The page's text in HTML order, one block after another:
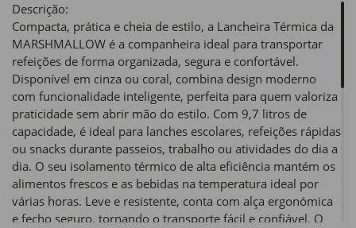
Descrição:
Compacta, prática e cheia de estilo, a Lancheira Térmica da
MARSHMALLOW é a companheira ideal para transportar
refeições de forma organizada, segura e confortável.
Disponível em cinza ou coral, combina design moderno
com funcionalidade inteligente, perfeita para quem valoriza
praticidade sem abrir mão do estilo. Com 9,7 litros de
capacidade, é ideal para lanches escolares, refeições rápidas
ou snacks durante passeios, trabalho ou atividades do dia a
dia. O seu isolamento térmico de alta eficiência mantém os
alimentos frescos e as bebidas na temperatura ideal por
várias horas. Leve e resistente, conta com alça ergonómica
e fecho seguro, tornando o transporte fácil e confiável. O